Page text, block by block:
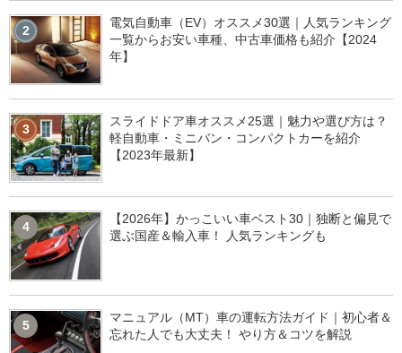
2
電気自動車（EV）オススメ30選｜人気ランキング
一覧からお安い車種、中古車価格も紹介【2024
年】
3
スライドドア車オススメ25選｜魅力や選び方は？
軽自動車・ミニバン・コンパクトカーを紹介
【2023年最新】
4
【2026年】かっこいい車ベスト30｜独断と偏見で
選ぶ国産＆輸入車！ 人気ランキングも
5
マニュアル（MT）車の運転方法ガイド｜初心者＆
忘れた人でも大丈夫！ やり方＆コツを解説